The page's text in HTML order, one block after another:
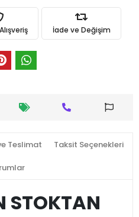
İade ve Değişim
Teslimat Taksit Seçenekleri
STOKTAN